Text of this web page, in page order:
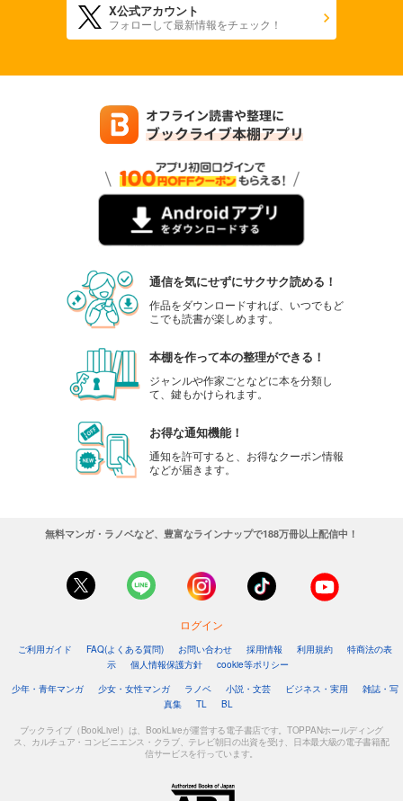
X公式アカウント
フォローして最新情報をチェック！
通信を気にせずにサクサク読める！
作品をダウンロードすれば、いつでもど
こでも読書が楽しめます。
本棚を作って本の整理ができる！
ジャンルや作家ごとなどに本を分類し
て、鍵もかけられます。
お得な通知機能！
通知を許可すると、お得なクーポン情報
などが届きます。
無料マンガ・ラノベなど、豊富なラインナップで188万冊以上配信中！
ログイン
ご利用ガイド FAQ(よくある質問) お問い合わせ 採用情報 利用規約
特商法の表
示
個人情報保護方針
cookie等ポリシー
少年・青年マンガ
少女・女性マンガ ラノベ 小説・文芸 ビジネス・実用
雑誌・写
真集
TL BL
ブックライブ（BookLive!）は、BookLiveが運営する電子書店です。TOPPANホールディング
ス、カルチュア・コンビニエンス・クラブ、テレビ朝日の出資を受け、日本最大級の電子書籍配
信サービスを行っています。